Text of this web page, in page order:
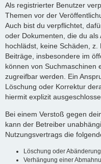
Als registrierter Benutzer
Themen vor der
Auch bist du verpflichtet,
oder Dokumenten, die du
hochlädst, keine Schäden, z.
Beiträge, insbesondere im
können von Suchmaschinen
zugreifbar werden. Ein
Löschung oder Korrektur
hiermit explizit
Bei einem Verstoß gegen
kann der Betreiber
Nutzungsvertrags die
Löschung oder
Verhängung einer